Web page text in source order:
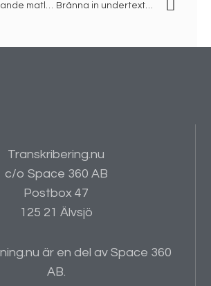
Underhållande matlagning och välgörenhet Bränna in undertexten eller SRT-fil?
Transkribering.nu
c/o Space 360 AB
Postbox 47
125 21 Älvsjö
är en del av Space 360
AB.